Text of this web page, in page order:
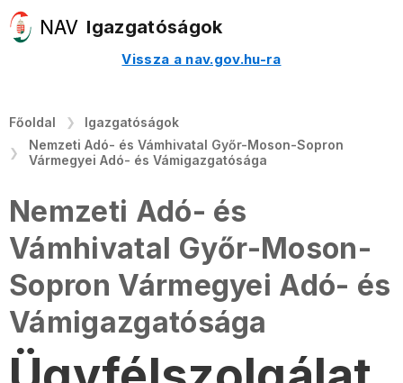
Igazgatóságok
Vissza a nav.gov.hu-ra
Főoldal
Igazgatóságok
Nemzeti Adó- és Vámhivatal Győr-Moson-Sopron
Vármegyei Adó- és Vámigazgatósága
Nemzeti Adó- és
Vámhivatal Győr-Moson-
Sopron Vármegyei Adó- és
Vámigazgatósága